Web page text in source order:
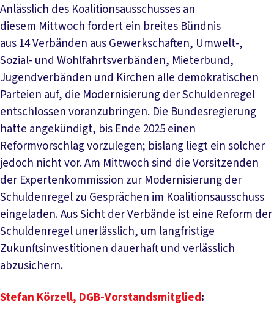
Anlässlich des Koalitionsausschusses an
diesem Mittwoch fordert ein breites Bündnis
aus 14 Verbänden aus Gewerkschaften, Umwelt-,
Sozial- und Wohlfahrtsverbänden, Mieterbund,
Jugendverbänden und Kirchen alle demokratischen
Parteien auf, die Modernisierung der Schuldenregel
entschlossen voranzubringen. Die Bundesregierung
hatte angekündigt, bis Ende 2025 einen
Reformvorschlag vorzulegen; bislang liegt ein solcher
jedoch nicht vor. Am Mittwoch sind die Vorsitzenden
der Expertenkommission zur Modernisierung der
Schuldenregel zu Gesprächen im Koalitionsausschuss
eingeladen. Aus Sicht der Verbände ist eine Reform der
Schuldenregel unerlässlich, um langfristige
Zukunftsinvestitionen dauerhaft und verlässlich
abzusichern.
Stefan Körzell, DGB-Vorstandsmitglied: